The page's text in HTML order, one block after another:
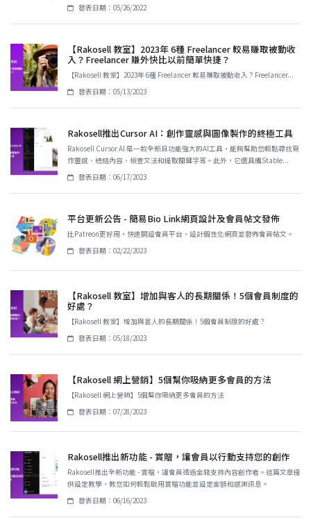
發表日期：05/26/2022
【Rakosell 教室】2023年 6種 Freelancer 較易賺取被動收
入？Freelancer 賺外快比以前簡單快捷？
【Rakosell 教室】2023年 6種 Freelancer 較易賺取被動收入？Freelancer...
發表日期：05/13/2023
Rakosell推出Cursor AI：創作靈感與圖像製作的終極工具
Rakosell Cursor AI 是一款全新且功能強大的AI工具，能夠幫助您輕鬆尋找寫
作靈感、總結內容、檢查文法和提取關鍵字等。此外，它還具備Stable...
發表日期：06/17/2023
平台更新公告 - 簡易Bio Link網頁設計及會員帖文發佈
比Patreon更好用，快速開設會員平台，設計個性化網頁並發佈會員帖文。
發表日期：02/22/2023
【Rakosell 教室】增加與客人的長期關係！5個會員制度的
好處？
【Rakosell 教室】增加與客人的長期關係！5個會員制度的好處？
發表日期：05/18/2023
【Rakosell 網上營銷】5個幫你吸納更多會員的方法
【Rakosell 網上營銷】5個幫你吸納更多會員的方法
發表日期：07/28/2023
Rakosell推出新功能 - 賞贈，讓會員以行動支持您的創作
Rakosell推出全新功能 - 賞贈，讓會員透過金錢支持內容創作者。這篇文章提
供設定教學，教您如何輕鬆啟用賞贈功能並設定金額和感謝訊息。
發表日期：06/16/2023